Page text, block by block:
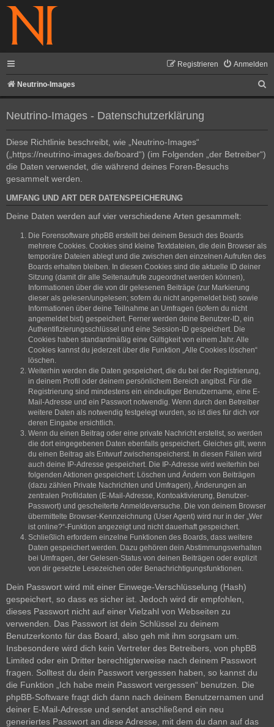
Anmelden
Registrieren
Neutrino-Images
u
Neutrino-Images - Datenschutzerklärung
Diese Richtlinie beschreibt, wie „Neutrino-Images“
(„https://neutrino-images.de/board“) (im Folgenden „der Betreiber“)
die Daten verwendet, die während deines Foren-Besuchs
gesammelt werden.
UMFANG UND ART DER DATENSPEICHERUNG
Deine Daten werden auf vier verschiedene Arten gesammelt:
Die Forensoftware phpBB erstellt bei deinem Besuch des Boards
mehrere Cookies. Cookies sind kleine Textdateien, die dein Browser als
temporäre Dateien ablegt und die zwischen den einzelnen Aufrufen des
Boards erhalten bleiben. In diesen Cookies sind die aktuelle ID deiner
Sitzung (damit dir alle Seitenaufrufe zugeordnet werden können),
Informationen über die von dir gelesenen Beiträge (zur Markierung
dieser als gelesen/ungelesen; sofern du nicht angemeldet bist) sowie
Informationen über deine Teilnahme an Umfragen (sofern du nicht
angemeldet bist) gespeichert. Ferner werden deine Benutzer-ID, ein
Authentifizierungsschlüssel und eine Session-ID gespeichert. Die
Cookies haben standardmäßig eine Gültigkeit von einem Jahr. Alle
Cookies kannst du jederzeit über die Funktion „Alle Cookies löschen“
löschen.
Weiterhin werden die Daten gespeichert, die du bei der Registrierung,
in deinem Profil oder deinem persönlichem Bereich angibst. Für die
Registrierung sind mindestens ein eindeutiger Benutzername, eine E-
Mail-Adresse und ein Passwort notwendig. Wenn durch den Betreiber
weitere Daten als notwendig festgelegt wurden, so ist dies für dich vor
deren Eingabe ersichtlich.
Wenn du einen Beitrag oder eine private Nachricht erstellst, so werden
die dort eingegebenen Daten ebenfalls gespeichert. Gleiches gilt, wenn
du einen Beitrag als Entwurf zwischenspeicherst. In diesen Fällen wird
auch deine IP-Adresse gespeichert. Die IP-Adresse wird weiterhin bei
folgenden Aktionen gespeichert: Löschen und Ändern von Beiträgen
(dazu zählen Private Nachrichten und Umfragen), Änderungen an
zentralen Profildaten (E-Mail-Adresse, Kontoaktivierung, Benutzer-
Passwort) und gescheiterte Anmeldeversuche. Die von deinem Browser
übermittelte Browser-Kennzeichnung (User Agent) wird nur in der „Wer
ist online?“-Funktion angezeigt und nicht dauerhaft gespeichert.
Schließlich erfordern einzelne Funktionen des Boards, dass weitere
Daten gespeichert werden. Dazu gehören dein Abstimmungsverhalten
bei Umfragen, der Gelesen-Status von deinen Beiträgen oder explizit
von dir gesetzte Lesezeichen oder Benachrichtigungsfunktionen.
Dein Passwort wird mit einer Einwege-Verschlüsselung (Hash)
gespeichert, so dass es sicher ist. Jedoch wird dir empfohlen,
dieses Passwort nicht auf einer Vielzahl von Webseiten zu
verwenden. Das Passwort ist dein Schlüssel zu deinem
Benutzerkonto für das Board, also geh mit ihm sorgsam um.
Insbesondere wird dich kein Vertreter des Betreibers, von phpBB
Limited oder ein Dritter berechtigterweise nach deinem Passwort
fragen. Solltest du dein Passwort vergessen haben, so kannst du
die Funktion „Ich habe mein Passwort vergessen“ benutzen. Die
phpBB-Software fragt dich dann nach deinem Benutzernamen und
deiner E-Mail-Adresse und sendet anschließend ein neu
generiertes Passwort an diese Adresse, mit dem du dann auf das